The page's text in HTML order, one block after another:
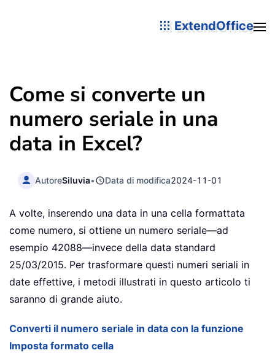
ExtendOffice
Come si converte un
numero seriale in una
data in Excel?
AutoreSiluvia• Data di modifica2024-11-01
A volte, inserendo una data in una cella formattata
come numero, si ottiene un numero seriale—ad
esempio 42088—invece della data standard
25/03/2015. Per trasformare questi numeri seriali in
date effettive, i metodi illustrati in questo articolo ti
saranno di grande aiuto.
Converti il numero seriale in data con la funzione
Imposta formato cella